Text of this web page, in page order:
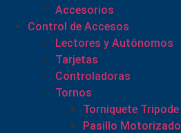
Accesorios
Control de Accesos
Lectores y Autónomos
Tarjetas
Controladoras
Tornos
Torniquete Tripode
Pasillo Motorizado